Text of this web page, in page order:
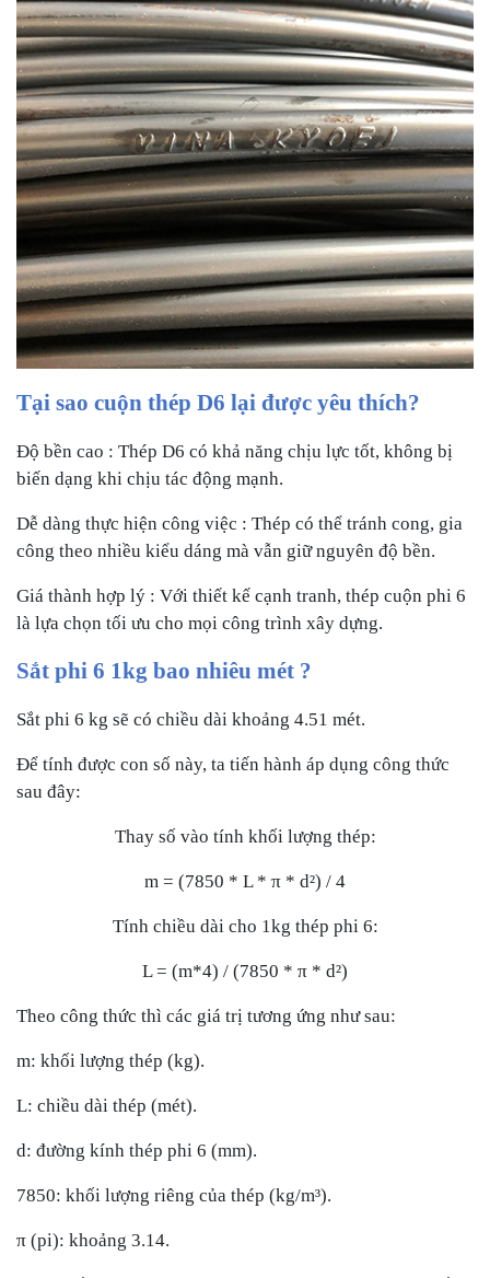
Tại sao cuộn thép D6 lại được yêu thích?
Độ bền cao : Thép D6 có khả năng chịu lực tốt, không bị
biến dạng khi chịu tác động mạnh.
Dễ dàng thực hiện công việc : Thép có thể tránh cong, gia
công theo nhiều kiểu dáng mà vẫn giữ nguyên độ bền.
Giá thành hợp lý : Với thiết kế cạnh tranh, thép cuộn phi 6
là lựa chọn tối ưu cho mọi công trình xây dựng.
Sắt phi 6 1kg bao nhiêu mét ?
Sắt phi 6 kg sẽ có chiều dài khoảng 4.51 mét.
Để tính được con số này, ta tiến hành áp dụng công thức
sau đây:
Thay số vào tính khối lượng thép:
m = (7850 * L * π * d²) / 4
Tính chiều dài cho 1kg thép phi 6:
L = (m*4) / (7850 * π * d²)
Theo công thức thì các giá trị tương ứng như sau:
m: khối lượng thép (kg).
L: chiều dài thép (mét).
d: đường kính thép phi 6 (mm).
7850: khối lượng riêng của thép (kg/m³).
π (pi): khoảng 3.14.